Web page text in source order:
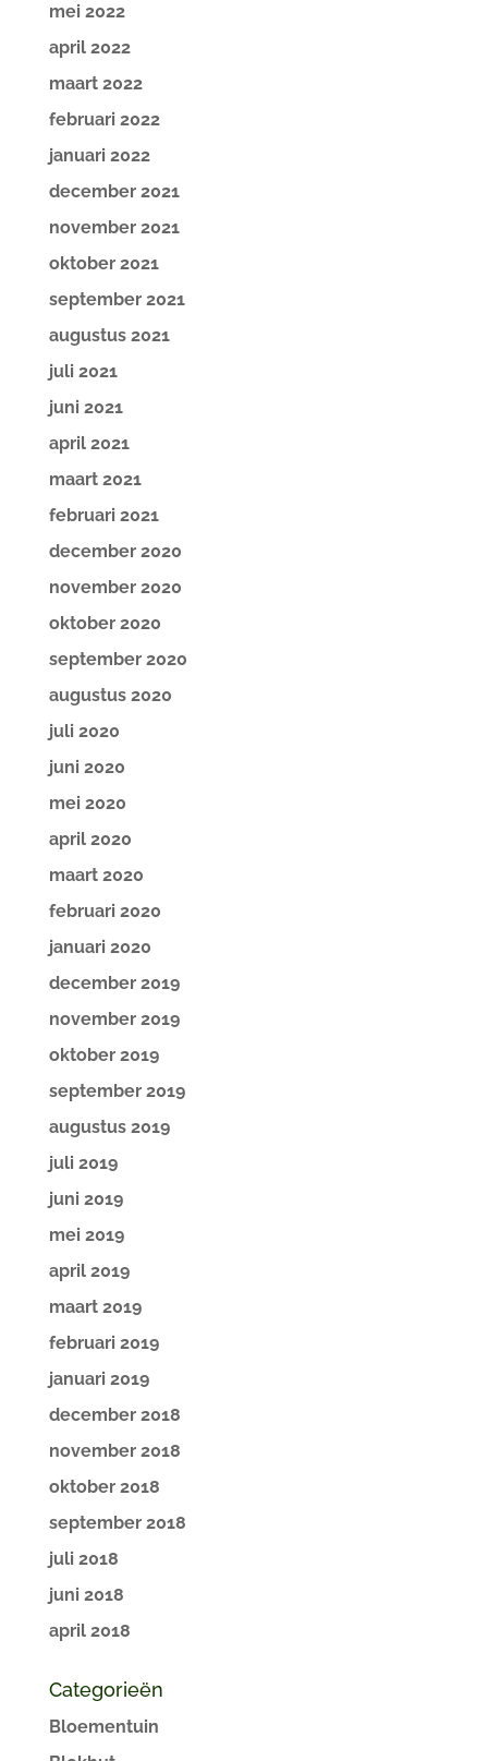
mei 2022
april 2022
maart 2022
februari 2022
januari 2022
december 2021
november 2021
oktober 2021
september 2021
augustus 2021
juli 2021
juni 2021
april 2021
maart 2021
februari 2021
december 2020
november 2020
oktober 2020
september 2020
augustus 2020
juli 2020
juni 2020
mei 2020
april 2020
maart 2020
februari 2020
januari 2020
december 2019
november 2019
oktober 2019
september 2019
augustus 2019
juli 2019
juni 2019
mei 2019
april 2019
maart 2019
februari 2019
januari 2019
december 2018
november 2018
oktober 2018
september 2018
juli 2018
juni 2018
april 2018
Categorieën
Bloementuin